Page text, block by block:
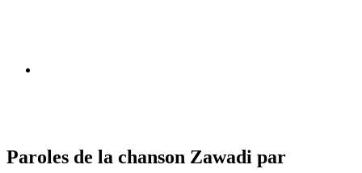
Paroles de la chanson Zawadi par